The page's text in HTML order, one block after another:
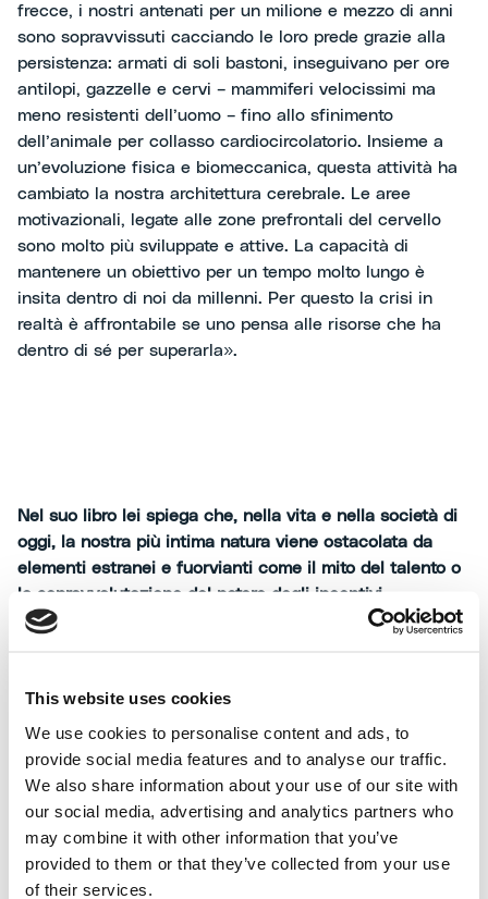
This website uses cookies
We use cookies to personalise content and ads, to
provide social media features and to analyse our traffic.
We also share information about your use of our site with
our social media, advertising and analytics partners who
may combine it with other information that you’ve
provided to them or that they’ve collected from your use
of their services.
frecce, i nostri antenati per un milione e mezzo di anni
sono sopravvissuti cacciando le loro prede grazie alla
persistenza: armati di soli bastoni, inseguivano per ore
antilopi, gazzelle e cervi – mammiferi velocissimi ma
meno resistenti dell’uomo – fino allo sfinimento
dell’animale per collasso cardiocircolatorio. Insieme a
un’evoluzione fisica e biomeccanica, questa attività ha
cambiato la nostra architettura cerebrale. Le aree
motivazionali, legate alle zone prefrontali del cervello
sono molto più sviluppate e attive. La capacità di
mantenere un obiettivo per un tempo molto lungo è
insita dentro di noi da millenni. Per questo la crisi in
realtà è affrontabile se uno pensa alle risorse che ha
dentro di sé per superarla».
Nel suo libro lei spiega che, nella vita e nella società di
oggi, la nostra più intima natura viene ostacolata da
elementi estranei e fuorvianti come il mito del talento o
la sopravvalutazione del potere degli incentivi.
«Il talento non deve diventare un alibi, un invito alla
passività: è una predisposizione, un pre-requisito. Ma poi
bisogna darsi da fare, devo partire dal talento e lavorarci
sopra. Nelle aziende vedo tanti giovani che si sentono
privilegiati solo perché selezionati: dopodiché i manager
si lamentano di fronte a risorse con l’atteggiamento di
chi ha vinto la lotteria del destino... Credo sia un